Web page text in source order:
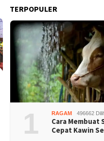
Kerja Buruh Bangunan Sepi,
Roni Banting Stir Tanam
Melon Untung Rp40 Juta
Sekali Panen
TERPOPULER
1 RAGAM 496662
Cara Membuat
Cepat Kawin